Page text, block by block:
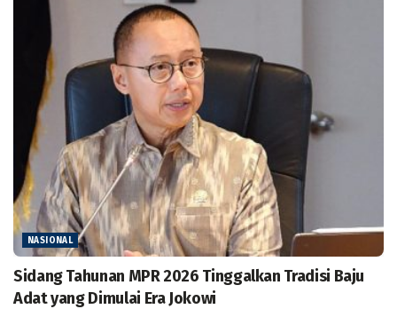
NASIONAL
Sidang Tahunan MPR 2026 Tinggalkan Tradisi Baju
Adat yang Dimulai Era Jokowi